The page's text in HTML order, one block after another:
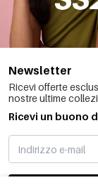
Newsletter
Ricevi offerte
nostre ultime
Ricevi un buono